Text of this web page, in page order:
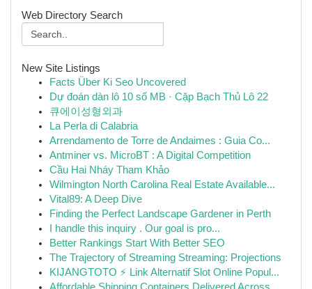
Web Directory Search
New Site Listings
Facts Über Ki Seo Uncovered
Dự đoán dàn lô 10 số MB · Cặp Bạch Thủ Lô 22
큐에이성형외과
La Perla di Calabria
Arrendamento de Torre de Andaimes : Guia Co...
Antminer vs. MicroBT : A Digital Competition
Cầu Hai Nháy Tham Khảo
Wilmington North Carolina Real Estate Available...
Vital89: A Deep Dive
Finding the Perfect Landscape Gardener in Perth
I handle this inquiry . Our goal is pro...
Better Rankings Start With Better SEO
The Trajectory of Streaming Streaming: Projections
KIJANGTOTO ⚡ Link Alternatif Slot Online Popul...